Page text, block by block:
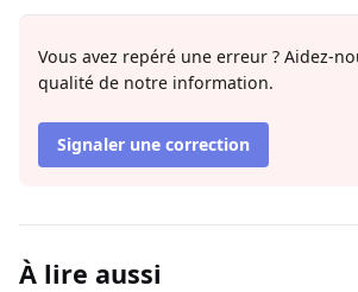
Vous avez repéré une erreur ? Aidez-
qualité de notre information.
Signaler une correction
À lire aussi